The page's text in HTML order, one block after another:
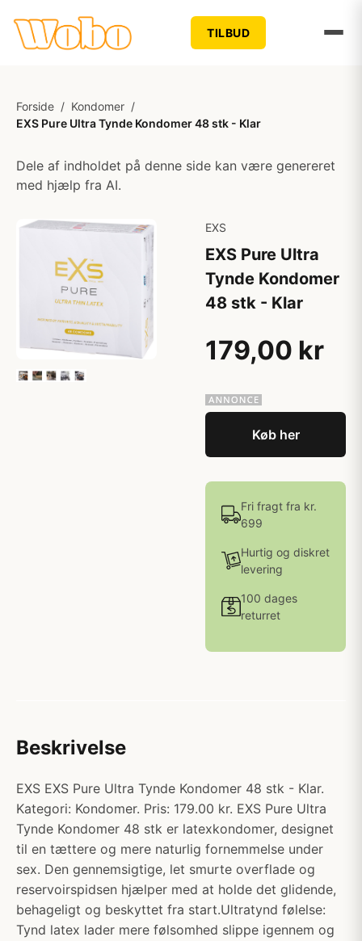
TILBUD
Forside / Kondomer /
EXS Pure Ultra Tynde Kondomer 48 stk - Klar
Dele af indholdet på denne side kan være genereret
med hjælp fra AI.
EXS
EXS Pure Ultra
Tynde Kondomer
48 stk - Klar
179,00 kr
Køb her
Fri fragt fra kr.
699
Hurtig og diskret
levering
100 dages
returret
Beskrivelse
EXS EXS Pure Ultra Tynde Kondomer 48 stk - Klar.
Kategori: Kondomer. Pris: 179.00 kr. EXS Pure Ultra
Tynde Kondomer 48 stk er latexkondomer, designet
til en tættere og mere naturlig fornemmelse under
sex. Den gennemsigtige, let smurte overflade og
reservoirspidsen hjælper med at holde det glidende,
behageligt og beskyttet fra start.Ultratynd følelse:
Tynd latex lader mere følsomhed slippe igennem og